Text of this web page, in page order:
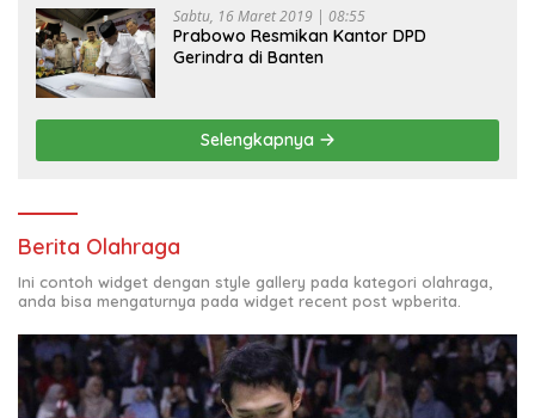
Sabtu, 16 Maret 2019 | 08:55
Prabowo Resmikan Kantor DPD
Gerindra di Banten
Selengkapnya
Berita Olahraga
Ini contoh widget dengan style gallery pada kategori olahraga,
anda bisa mengaturnya pada widget recent post wpberita.